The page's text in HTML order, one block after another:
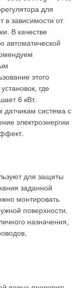
для
в зависимости от
В качестве
автоматической
этого
где
6 кВт.
система с
электроэнергии
для защиты
заданной
монтировать
поверхности.
назначения,